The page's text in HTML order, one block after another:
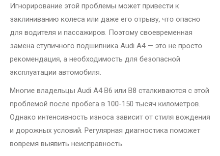
Игнорирование этой проблемы может привести к
заклиниванию колеса или даже его отрыву, что опасно
для водителя и пассажиров. Поэтому своевременная
замена ступичного подшипника Audi A4 — это не просто
рекомендация, а необходимость для безопасной
эксплуатации автомобиля.
Многие владельцы Audi A4 B6 или B8 сталкиваются с этой
проблемой после пробега в 100-150 тысяч километров.
Однако интенсивность износа зависит от стиля вождения
и дорожных условий. Регулярная диагностика поможет
вовремя выявить неисправность.